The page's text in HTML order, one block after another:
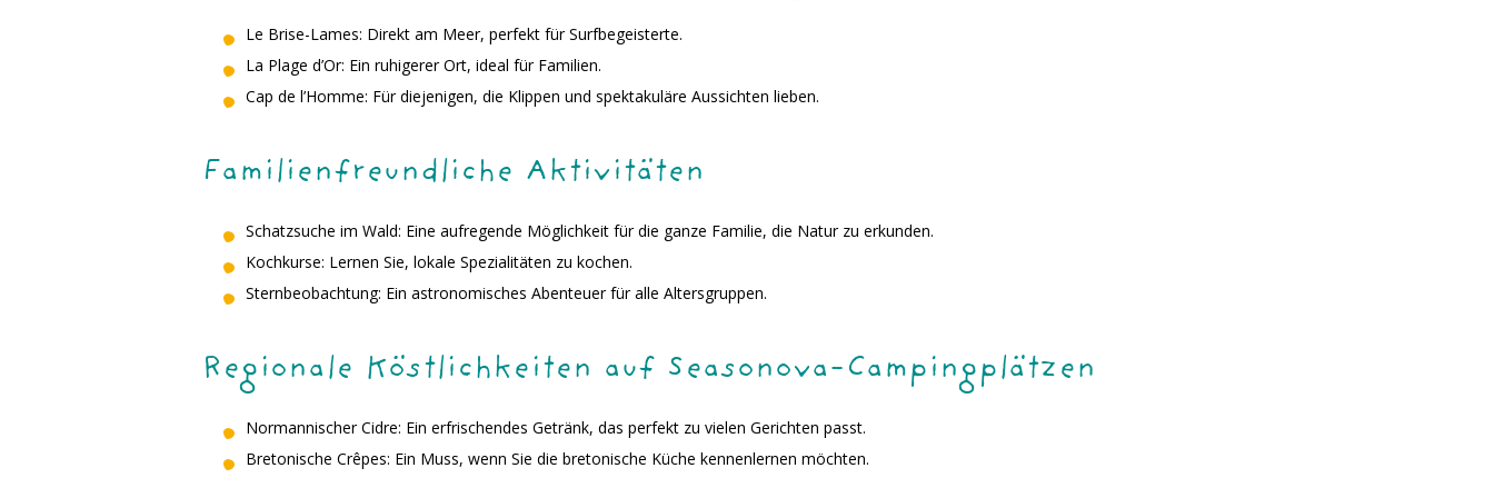
Le Brise-Lames: Direkt am Meer, perfekt für Surfbegeisterte.
La Plage d’Or: Ein ruhigerer Ort, ideal für Familien.
Cap de l’Homme: Für diejenigen, die Klippen und spektakuläre Aussichten lieben.
Familienfreundliche Aktivitäten
Schatzsuche im Wald: Eine aufregende Möglichkeit für die ganze Familie, die Natur zu erkunden.
Kochkurse: Lernen Sie, lokale Spezialitäten zu kochen.
Sternbeobachtung: Ein astronomisches Abenteuer für alle Altersgruppen.
Regionale Köstlichkeiten auf Seasonova-Campingplätzen
Normannischer Cidre: Ein erfrischendes Getränk, das perfekt zu vielen Gerichten passt.
Bretonische Crêpes: Ein Muss, wenn Sie die bretonische Küche kennenlernen möchten.